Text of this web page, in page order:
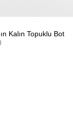
Kalın Topuklu Bot